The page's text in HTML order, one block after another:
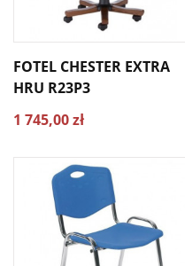
FOTEL CHESTER EXTRA
HRU R23P3
1 745,00 zł